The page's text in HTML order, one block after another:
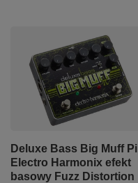
Deluxe Bass Big Muff Pi
Electro Harmonix efekt
basowy Fuzz Distortion